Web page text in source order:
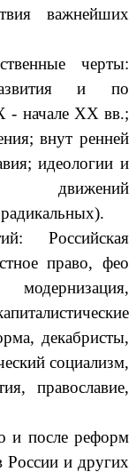
важнейших
черты:
развития и по
- начале XX вв.;
внут ренней
идеологии и
движений
Российская
право, фео
декабристы,
социализм,
православие,
и после реформ
России и других